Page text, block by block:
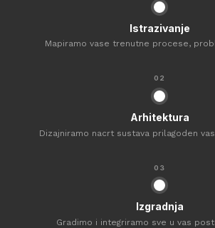
Istrazivanje
Mapiramo vase trenutne procese,
02
Arhitektura
Dizajniramo nacrt sustava prilagoden
03
Izgradnja
Gradimo i integriramo sve u vas